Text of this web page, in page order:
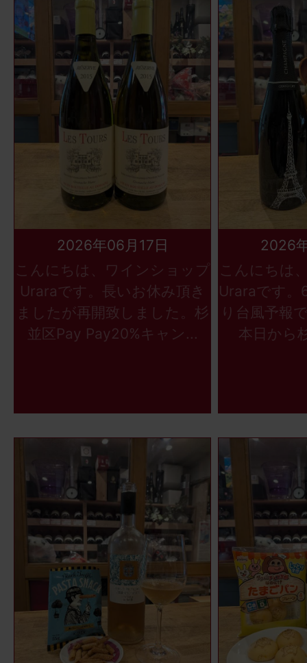
2026年06月17日
こんにちは、ワインショップ
Uraraです。長いお休み頂き
ましたが再開致しました。杉
並区Pay Pay20%キャン...
2026
こんにちは
Uraraです。
り台風予報
本日から